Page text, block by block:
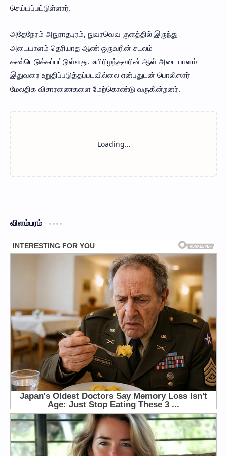
செய்யப்பட்டுள்ளார்.
அதேநேரம் அநுராதபுரம், நுவரவெவ குளத்தில் இருந்து
அடையாளம் தெரியாத ஆண் ஒருவரின் சடலம்
கண்டெடுக்கப்பட்டுள்ளது. உயிரிழந்தவரின் ஆள் அடையாளம்
இதுவரை உறுதிப்படுத்தப்படவில்லை என்பதுடன் பொலிஸார்
மேலதிக விசாரணைகளை மேற்கொண்டு வருகின்றனர்.
விளம்பரம்